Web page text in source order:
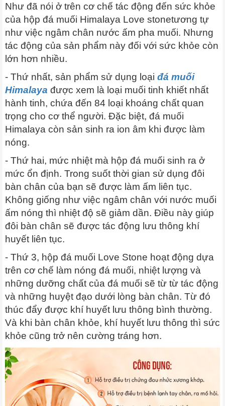
Như đã nói ở trên cơ chế tác động đến sức khỏe
của hộp đá muối Himalaya Love stonetương tự
như việc ngâm chân nước ấm pha muối. Nhưng
tác động của sản phẩm này đối với sức khỏe còn
lớn hơn nhiều.
- Thứ nhất, sản phẩm sử dụng loại đá muối
Himalaya được xem là loại muối tinh khiết nhất
hành tinh, chứa đến 84 loại khoáng chất quan
trọng cho cơ thể người. Đặc biệt, đá muối
Himalaya còn sản sinh ra ion âm khi được làm
nóng.
- Thứ hai, mức nhiệt mà hộp đá muối sinh ra ở
mức ổn định. Trong suốt thời gian sử dụng đôi
bàn chân của bạn sẽ được làm ấm liên tục.
Không giống như việc ngâm chân với nước muối
ấm nóng thì nhiệt độ sẽ giảm dần. Điều này giúp
đôi bàn chân sẽ được tác động lưu thông khí
huyết liên tục.
- Thứ 3, hộp đá muối Love Stone hoạt động dựa
trên cơ chế làm nóng đá muối, nhiệt lượng và
những dưỡng chất của đá muối sẽ từ từ tác động
và những huyệt đạo dưới lòng bàn chân. Từ đó
thúc đẩy được khí huyết lưu thông bình thường.
Và khi bàn chân khỏe, khí huyết lưu thông thì sức
khỏe cũng trở nên cường tráng hơn.